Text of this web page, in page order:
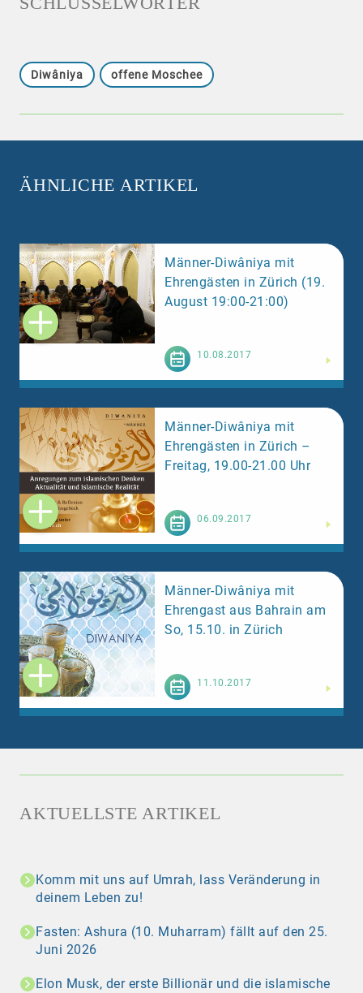
Diwâniya offene Moschee
ÄHNLICHE ARTIKEL
Männer-Diwâniya mit
Ehrengästen in Zürich (19.
August 19:00-21:00)
10.08.2017
Männer-Diwâniya mit
Ehrengästen in Zürich –
Freitag, 19.00-21.00 Uhr
06.09.2017
Männer-Diwâniya mit
Ehrengast aus Bahrain am
So, 15.10. in Zürich
11.10.2017
AKTUELLSTE ARTIKEL
Komm mit uns auf Umrah, lass Veränderung in
deinem Leben zu!
Fasten: Ashura (10. Muharram) fällt auf den 25.
Juni 2026
Elon Musk, der erste Billionär und die islamische